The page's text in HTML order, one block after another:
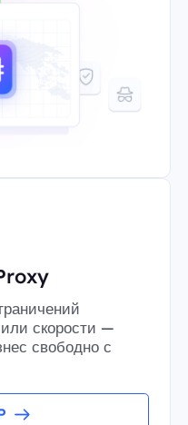
скорости —
свободно с